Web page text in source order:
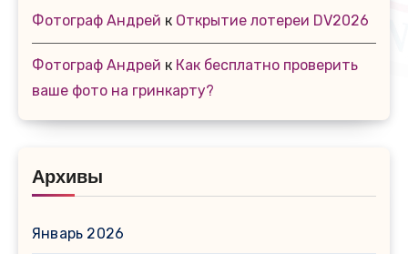
Фотограф Андрей к Открытие лотереи DV2026
Фотограф Андрей к Как бесплатно проверить
ваше фото на гринкарту?
Архивы
Январь 2026